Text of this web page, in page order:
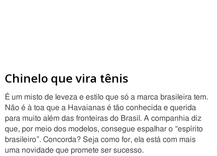
Chinelo que vira tênis
É um misto de leveza e estilo que só a marca brasileira tem.
Não é à toa que a Havaianas é tão conhecida e querida
para muito além das fronteiras do Brasil. A companhia diz
que, por meio dos modelos, consegue espalhar o “espírito
brasileiro”. Concorda? Seja como for, ela está com mais
uma novidade que promete ser sucesso.